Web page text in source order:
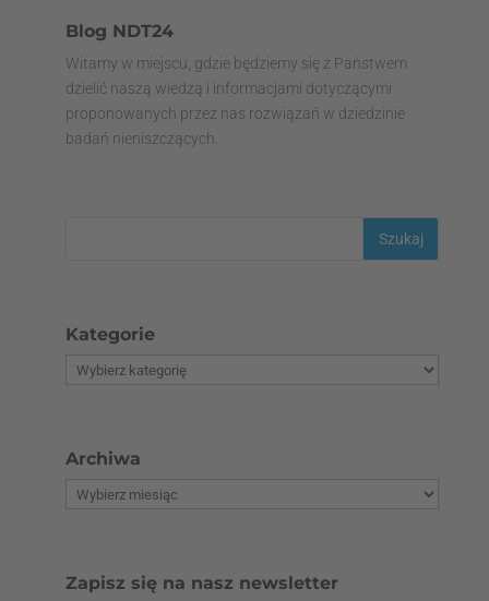
Blog NDT24
Witamy w miejscu, gdzie będziemy się z Państwem
dzielić naszą wiedzą i informacjami dotyczącymi
proponowanych przez nas rozwiązań w dziedzinie
badań nieniszczących.
Kategorie
Archiwa
Zapisz się na nasz newsletter